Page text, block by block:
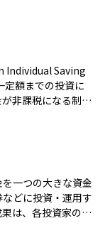
Individual Saving
額までの投資に
非課税になる制度
」と「成長投資
税期間も無期限化
決められており、
は投資初心者にも
長期的な資産形成
一つの大きな資金
どに投資・運用す
は、各投資家の投